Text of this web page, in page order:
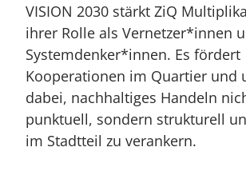
VISION 2030 stärkt ZiQ
ihrer Rolle als Vernetzer*innen
Systemdenker*innen. Es fördert
Kooperationen im Quartier und
dabei, nachhaltiges Handeln
punktuell, sondern strukturell
im Stadtteil zu verankern.